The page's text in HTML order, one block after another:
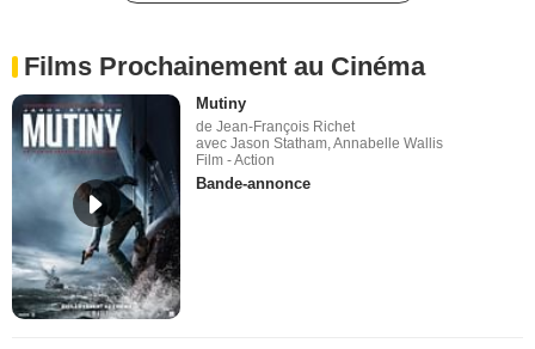
Films Prochainement au Cinéma
Mutiny
de Jean-François Richet
avec Jason Statham, Annabelle Wallis
Film - Action
Bande-annonce